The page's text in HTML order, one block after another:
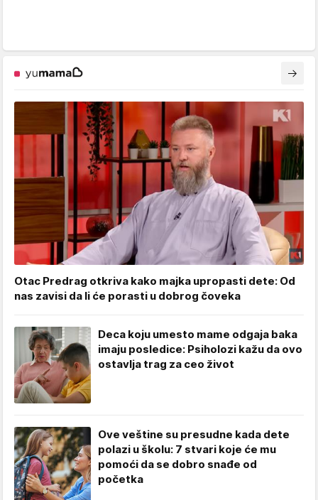
Otac Predrag otkriva kako majka upropasti dete: Od
nas zavisi da li će porasti u dobrog čoveka
Deca koju umesto mame odgaja baka
imaju posledice: Psiholozi kažu da ovo
ostavlja trag za ceo život
Ove veštine su presudne kada dete
polazi u školu: 7 stvari koje će mu
pomoći da se dobro snađe od
početka